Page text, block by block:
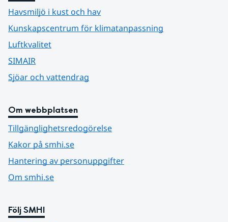
Havsmiljö i kust och hav
Kunskapscentrum för klimatanpassning
Luftkvalitet
SIMAIR
Sjöar och vattendrag
Om webbplatsen
Tillgänglighetsredogörelse
Kakor på smhi.se
Hantering av personuppgifter
Om smhi.se
Följ SMHI